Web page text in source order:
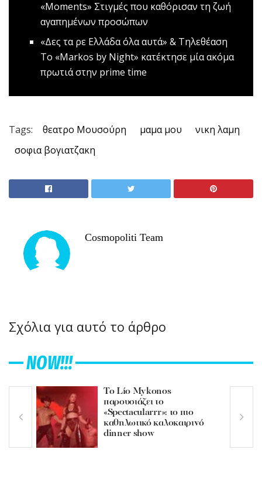
«Μοments» Στιγμές που καθόρισαν τη ζωή
αγαπημένων προσώπων
«Δες τα ρε Ελλάδα όλα αυτά» & Τηλεθέαση
Το «Markos by Night» κατέκτησε μία ακόμα
πρωτιά στην prime time
Tags: θεατρο Μουσούρη μαμα μου
νικη λαμη
σοφια βογιατζακη
Cosmopoliti Team
Σχόλια για αυτό το άρθρο
NOW!!!
Το Lío Mykonos
παρουσιάζει το
«Spectacularrr»: το πιο
καθηλωτικό καλοκαιρινό
dinner show